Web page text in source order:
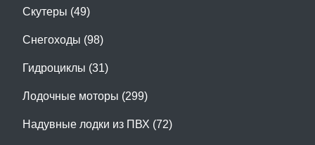
Скутеры (49)
Снегоходы (98)
Гидроциклы (31)
Лодочные моторы (299)
Надувные лодки из ПВХ (72)